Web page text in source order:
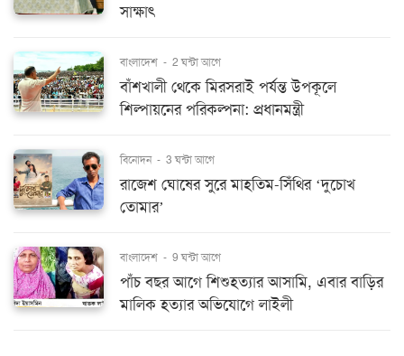
সাক্ষাৎ
বাংলাদেশ - 2 ঘন্টা আগে
বাঁশখালী থেকে মিরসরাই পর্যন্ত উপকূলে
শিল্পায়নের পরিকল্পনা: প্রধানমন্ত্রী
বিনোদন - 3 ঘন্টা আগে
রাজেশ ঘোষের সুরে মাহতিম-সিঁথির ‘দুচোখ
তোমার’
বাংলাদেশ - 9 ঘন্টা আগে
পাঁচ বছর আগে শিশুহত্যার আসামি, এবার বাড়ির
মালিক হত্যার অভিযোগে লাইলী